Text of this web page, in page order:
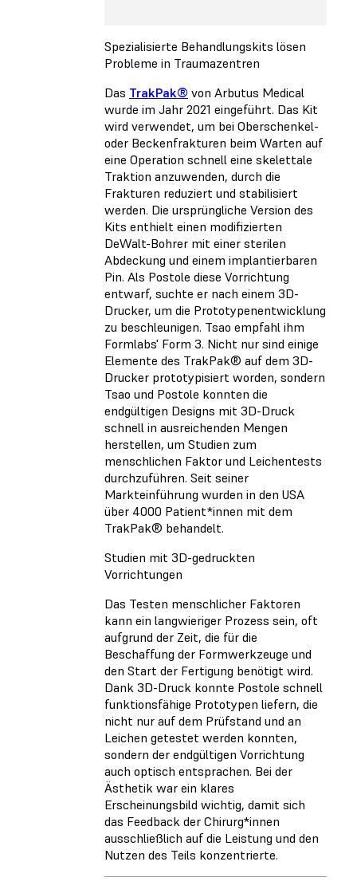
Spezialisierte Behandlungskits lösen
Probleme in Traumazentren
Das TrakPak® von Arbutus Medical
wurde im Jahr 2021 eingeführt. Das Kit
wird verwendet, um bei Oberschenkel-
oder Beckenfrakturen beim Warten auf
eine Operation schnell eine skelettale
Traktion anzuwenden, durch die
Frakturen reduziert und stabilisiert
werden. Die ursprüngliche Version des
Kits enthielt einen modifizierten
DeWalt-Bohrer mit einer sterilen
Abdeckung und einem implantierbaren
Pin. Als Postole diese Vorrichtung
entwarf, suchte er nach einem 3D-
Drucker, um die Prototypenentwicklung
zu beschleunigen. Tsao empfahl ihm
Formlabs' Form 3. Nicht nur sind einige
Elemente des TrakPak® auf dem 3D-
Drucker prototypisiert worden, sondern
Tsao und Postole konnten die
endgültigen Designs mit 3D-Druck
schnell in ausreichenden Mengen
herstellen, um Studien zum
menschlichen Faktor und Leichentests
durchzuführen. Seit seiner
Markteinführung wurden in den USA
über 4000 Patient*innen mit dem
TrakPak® behandelt.
Studien mit 3D-gedruckten
Vorrichtungen
Das Testen menschlicher Faktoren
kann ein langwieriger Prozess sein, oft
aufgrund der Zeit, die für die
Beschaffung der Formwerkzeuge und
den Start der Fertigung benötigt wird.
Dank 3D-Druck konnte Postole schnell
funktionsfähige Prototypen liefern, die
nicht nur auf dem Prüfstand und an
Leichen getestet werden konnten,
sondern der endgültigen Vorrichtung
auch optisch entsprachen. Bei der
Ästhetik war ein klares
Erscheinungsbild wichtig, damit sich
das Feedback der Chirurg*innen
ausschließlich auf die Leistung und den
Nutzen des Teils konzentrierte.